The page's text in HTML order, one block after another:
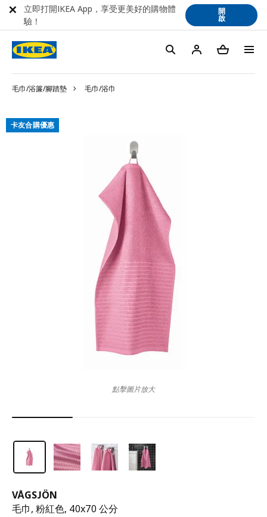
毛巾/浴簾/腳踏墊 毛巾/浴巾
VÅGSJÖN
毛巾, 粉紅色, 40x70 公分
卡友合購優惠
點擊圖片放大
立即打開IKEA App，享受更美好的購物體
驗！
開
啟